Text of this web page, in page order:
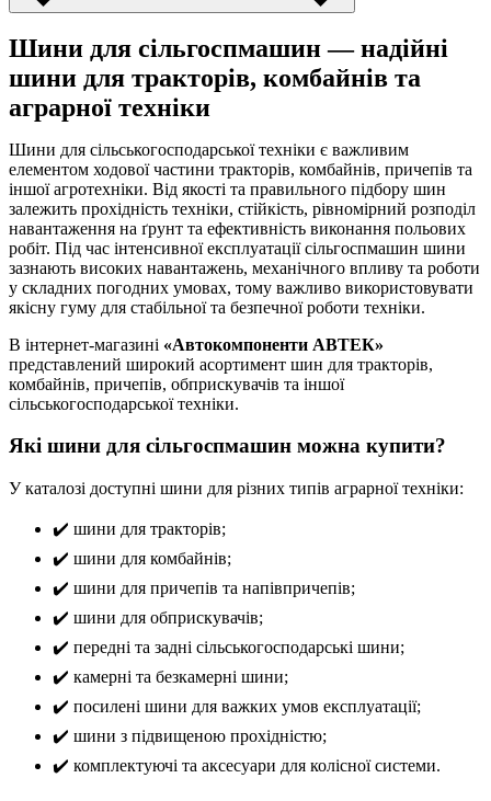
Шини для сільгоспмашин — надійні
шини для тракторів, комбайнів та
аграрної техніки
Шини для сільськогосподарської техніки є важливим
елементом ходової частини тракторів, комбайнів, причепів та
іншої агротехніки. Від якості та правильного підбору шин
залежить прохідність техніки, стійкість, рівномірний розподіл
навантаження на ґрунт та ефективність виконання польових
робіт. Під час інтенсивної експлуатації сільгоспмашин шини
зазнають високих навантажень, механічного впливу та роботи
у складних погодних умовах, тому важливо використовувати
якісну гуму для стабільної та безпечної роботи техніки.
В інтернет-магазині «Автокомпоненти АВТЕК»
представлений широкий асортимент шин для тракторів,
комбайнів, причепів, обприскувачів та іншої
сільськогосподарської техніки.
Які шини для сільгоспмашин можна купити?
У каталозі доступні шини для різних типів аграрної техніки:
✔️ шини для тракторів;
✔️ шини для комбайнів;
✔️ шини для причепів та напівпричепів;
✔️ шини для обприскувачів;
✔️ передні та задні сільськогосподарські шини;
✔️ камерні та безкамерні шини;
✔️ посилені шини для важких умов експлуатації;
✔️ шини з підвищеною прохідністю;
✔️ комплектуючі та аксесуари для колісної системи.